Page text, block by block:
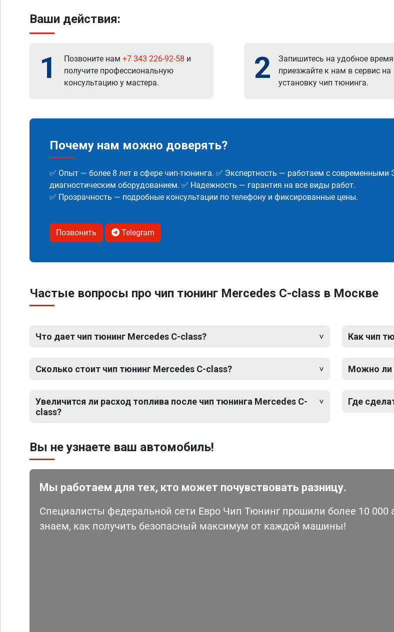
Ваши действия:
1 Позвоните нам +7 343 226-92-58 и
получите профессиональную
консультацию у мастера.
2
Запишитесь на удобное
приезжайте к нам в сервис на
установку чип тюнинга.
Почему нам можно доверять?
✅ Опыт — более 8 лет в сфере чип-тюнинга. ✅ Экспертность — работаем с современными
диагностическим оборудованием. ✅ Надежность — гарантия на все виды работ.
✅ Прозрачность — подробные консультации по телефону и фиксированные цены.
Позвонить Telegram
Частые вопросы про чип тюнинг Mercedes C-class в Москве
Что дает чип тюнинг Mercedes C-class?
Сколько стоит чип тюнинг Mercedes C-class?
Увеличится ли расход топлива после чип тюнинга Mercedes C-
class?
Как чип
Можно ли
Где
Вы не узнаете ваш автомобиль!
Мы работаем для тех, кто может почувствовать разницу.
Специалисты федеральной сети Евро Чип Тюнинг прошили более 10 000
знаем, как получить безопасный максимум от каждой машины!